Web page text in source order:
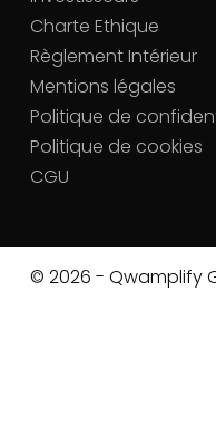
Charte Ethique
Règlement Intérieur
Mentions légales
Politique de
Politique de cookies
CGU
© 2026 - Qwamplify